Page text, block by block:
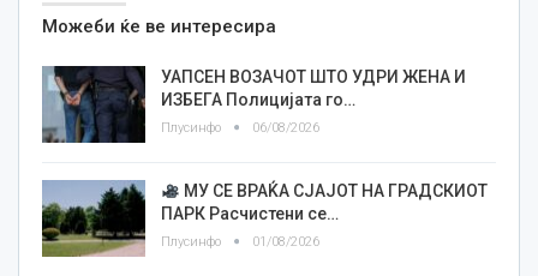
Можеби ќе ве интересира
УАПСЕН ВОЗАЧОТ ШТО УДРИ ЖЕНА И
ИЗБЕГА Полицијата го…
Плусинфо 06/08/2026
МУ СЕ ВРАЌА СЈАЈОТ НА ГРАДСКИОТ
ПАРК Расчистени се…
Плусинфо 01/08/2026